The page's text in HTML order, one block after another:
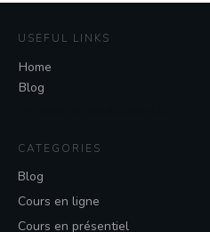
USEFUL LINKS
Home
Blog
CATEGORIES
Blog
Cours en ligne
Cours en présentiel